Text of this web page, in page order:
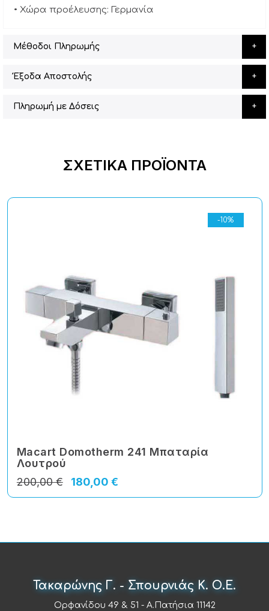
• Χώρα προέλευσης: Γερμανία
Μέθοδοι Πληρωμής
Έξοδα Αποστολής
Πληρωμή με Δόσεις
ΣΧΕΤΙΚΆ ΠΡΟΪΌΝΤΑ
-10%
Macart Domotherm 241 Μπαταρία
Λουτρού
180,00 €
200,00 €
Τακαρώνης Γ. - Σπουρνιάς Κ. Ο.Ε.
Ορφανίδου 49 & 51 - Α.Πατήσια 11142